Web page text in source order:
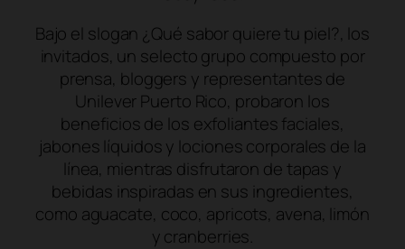
Bajo el slogan ¿Qué sabor quiere tu piel?, los
invitados, un selecto grupo compuesto por
prensa, bloggers y representantes de
Unilever Puerto Rico, probaron los
beneficios de los exfoliantes faciales,
jabones líquidos y lociones corporales de la
línea, mientras disfrutaron de tapas y
bebidas inspiradas en sus ingredientes,
como aguacate, coco, apricots, avena, limón
y cranberries.